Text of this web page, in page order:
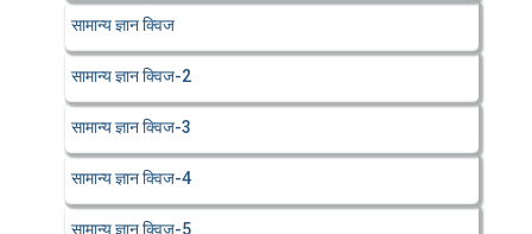
सामान्य ज्ञान क्विज
सामान्य ज्ञान क्विज-2
सामान्य ज्ञान क्विज-3
सामान्य ज्ञान क्विज-4
सामान्य ज्ञान क्विज-5